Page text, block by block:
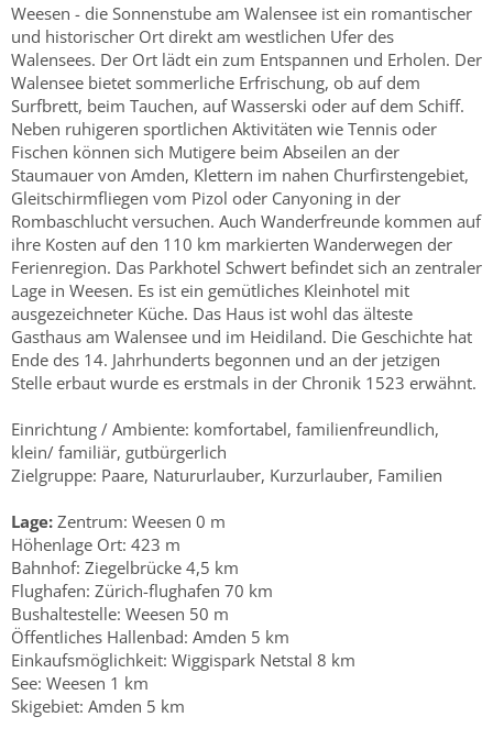
Weesen - die Sonnenstube am Walensee ist ein romantischer
und historischer Ort direkt am westlichen Ufer des
Walensees. Der Ort lädt ein zum Entspannen und Erholen. Der
Walensee bietet sommerliche Erfrischung, ob auf dem
Surfbrett, beim Tauchen, auf Wasserski oder auf dem Schiff.
Neben ruhigeren sportlichen Aktivitäten wie Tennis oder
Fischen können sich Mutigere beim Abseilen an der
Staumauer von Amden, Klettern im nahen Churfirstengebiet,
Gleitschirmfliegen vom Pizol oder Canyoning in der
Rombaschlucht versuchen. Auch Wanderfreunde kommen auf
ihre Kosten auf den 110 km markierten Wanderwegen der
Ferienregion. Das Parkhotel Schwert befindet sich an zentraler
Lage in Weesen. Es ist ein gemütliches Kleinhotel mit
ausgezeichneter Küche. Das Haus ist wohl das älteste
Gasthaus am Walensee und im Heidiland. Die Geschichte hat
Ende des 14. Jahrhunderts begonnen und an der jetzigen
Stelle erbaut wurde es erstmals in der Chronik 1523 erwähnt.
Einrichtung / Ambiente: komfortabel, familienfreundlich,
klein/ familiär, gutbürgerlich
Zielgruppe: Paare, Natururlauber, Kurzurlauber, Familien
Lage: Zentrum: Weesen 0 m
Höhenlage Ort: 423 m
Bahnhof: Ziegelbrücke 4,5 km
Flughafen: Zürich-flughafen 70 km
Bushaltestelle: Weesen 50 m
Öffentliches Hallenbad: Amden 5 km
Einkaufsmöglichkeit: Wiggispark Netstal 8 km
See: Weesen 1 km
Skigebiet: Amden 5 km